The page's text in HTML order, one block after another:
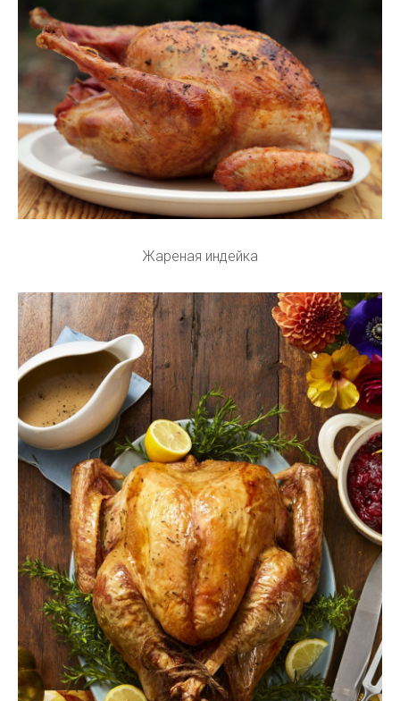
Жареная индейка